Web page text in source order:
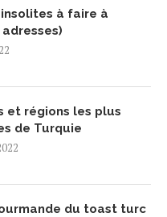
à faire à
et régions les plus
de Turquie
du toast turc